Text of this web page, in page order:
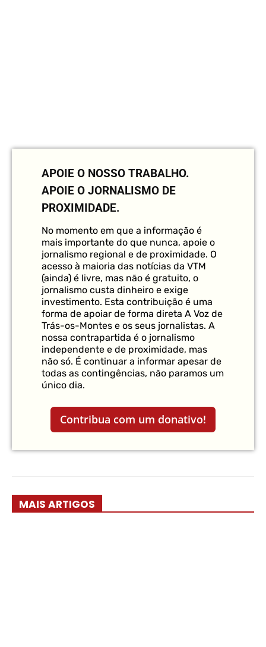
APOIE O NOSSO TRABALHO.
APOIE O JORNALISMO DE
PROXIMIDADE.
No momento em que a informação é
mais importante do que nunca, apoie o
jornalismo regional e de proximidade. O
acesso à maioria das notícias da VTM
(ainda) é livre, mas não é gratuito, o
jornalismo custa dinheiro e exige
investimento. Esta contribuição é uma
forma de apoiar de forma direta A Voz de
Trás-os-Montes e os seus jornalistas. A
nossa contrapartida é o jornalismo
independente e de proximidade, mas
não só. É continuar a informar apesar de
todas as contingências, não paramos um
único dia.
Contribua com um donativo!
MAIS ARTIGOS